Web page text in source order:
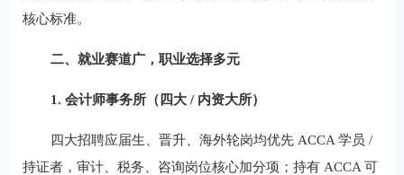
核心标准。
二、就业赛道广，职业选择多元
1. 会计师事务所（四大 / 内资大所）
四大招聘应届生、晋升、海外轮岗均优先 ACCA 学员 /
持证者，审计、税务、咨询岗位核心加分项；持有 ACCA 可